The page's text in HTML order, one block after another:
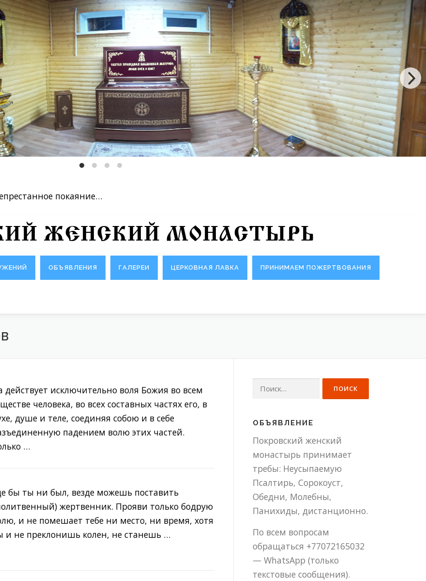
покаяние…
ЖЕНСКИЙ МОНАСТЫРЬ
ОБЪЯВЛЕНИЯ ГАЛЕРЕИ ЦЕРКОВНАЯ ЛАВКА ПРИНИМАЕМ ПОЖЕРТВОВАНИЯ
действует исключительно воля Божия во всем
человека, во всех составных частях его, в
душе и теле, соединяя собою и в себе
падением волю этих частей.
…
бы ты ни был, везде можешь поставить
жертвенник. Прояви только бодрую
и не помешает тебе ни место, ни время, хотя
и не преклонишь колен, не станешь …
Найти:
ОБЪЯВЛЕНИЕ
Покровский женский
монастырь принимает
требы: Неусыпаемую
Псалтирь, Сорокоуст,
Обедни, Молебны,
Панихиды, дистанционно.
По всем вопросам
обращаться +77072165032
— WhatsApp (только
текстовые сообщения).